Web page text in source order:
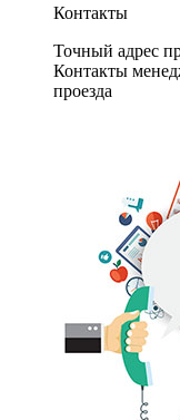
Контакты
Точный адрес
Контакты
проезда